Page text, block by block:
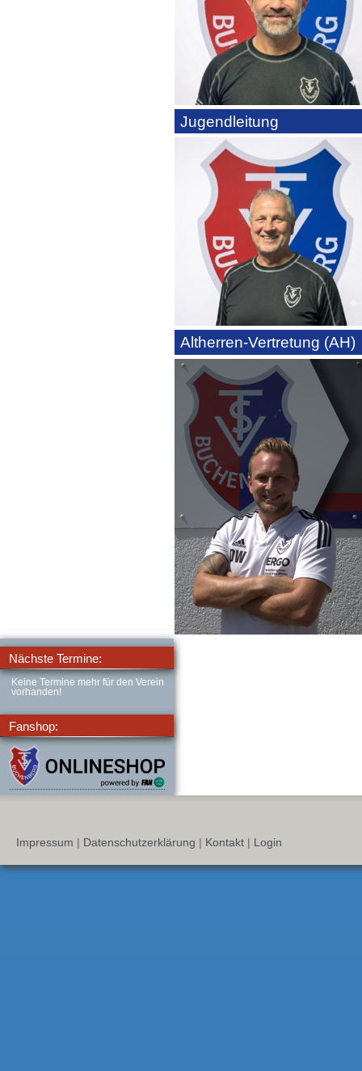
Jugendleitung
Altherren-Vertretung (AH)
Nächste Termine:
Keine Termine mehr für den Verein
vorhanden!
Fanshop:
Impressum | Datenschutzerklärung | Kontakt | Login